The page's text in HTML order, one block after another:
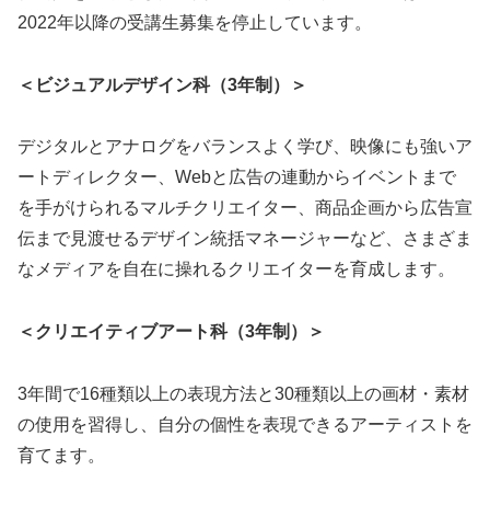
2022年以降の受講生募集を停止しています。
＜ビジュアルデザイン科（3年制）＞
デジタルとアナログをバランスよく学び、映像にも強いア
ートディレクター、Webと広告の連動からイベントまで
を手がけられるマルチクリエイター、商品企画から広告宣
伝まで見渡せるデザイン統括マネージャーなど、さまざま
なメディアを自在に操れるクリエイターを育成します。
＜クリエイティブアート科（3年制）＞
3年間で16種類以上の表現方法と30種類以上の画材・素材
の使用を習得し、自分の個性を表現できるアーティストを
育てます。